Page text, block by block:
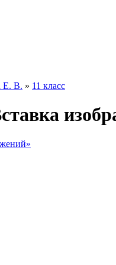
Е. В. » 11 класс